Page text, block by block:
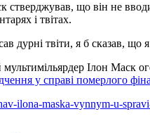
стверджував, що він не
і твітах.
дурні твіти, я б сказав,
Ілон Маск
у справі померлого
ilona-maska-vynnym-u-